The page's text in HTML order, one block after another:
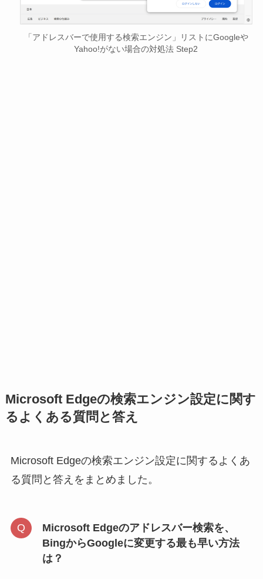
「アドレスバーで使用する検索エンジン」リストにGoogleや
Yahoo!がない場合の対処法 Step2
Microsoft Edgeの検索エンジン設定に関す
るよくある質問と答え
Microsoft Edgeの検索エンジン設定に関するよくあ
る質問と答えをまとめました。
Microsoft Edgeのアドレスバー検索を、
BingからGoogleに変更する最も早い方法
は？